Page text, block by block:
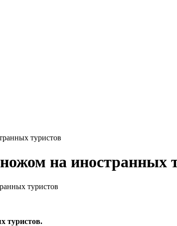
туристов
на иностранных
туристов
туристов.